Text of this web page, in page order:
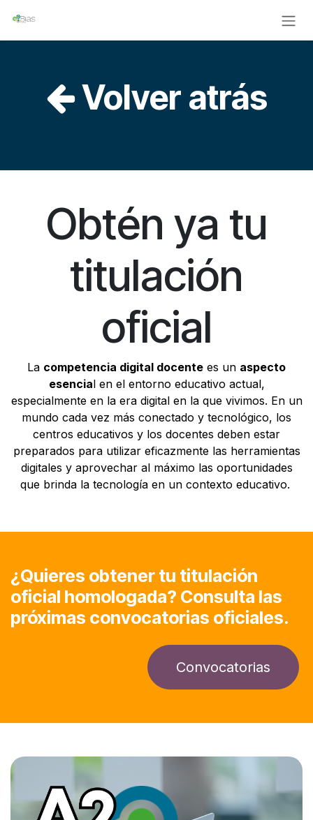
Volver atrás
Obtén ya tu
titulación
oficial
La competencia digital docente es un aspecto
esencial en el entorno educativo actual,
especialmente en la era digital en la que vivimos. En un
mundo cada vez más conectado y tecnológico, los
centros educativos y los docentes deben estar
preparados para utilizar eficazmente las herramientas
digitales y aprovechar al máximo las oportunidades
que brinda la tecnología en un contexto educativo.
¿Quieres obtener tu titulación
oficial homologada? Consulta las
próximas convocatorias oficiales.
Convocatorias